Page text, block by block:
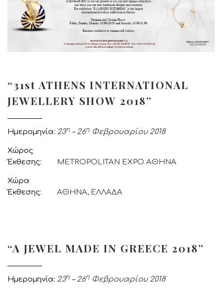
“31st ATHENS INTERNATIONAL
JEWELLERY SHOW 2018”
Ημερομηνία 23η – 26η Φεβρουαρίου 2018
Χώρος
Έκθεσης
METROPOLITAN EXPO ΑΘΗΝΑ
Χώρα
Έκθεσης
ΑΘΗΝΑ, ΕΛΛΑΔΑ
“A JEWEL MADE IN GREECE 2018”
Ημερομηνία 23η – 26η Φεβρουαρίου 2018